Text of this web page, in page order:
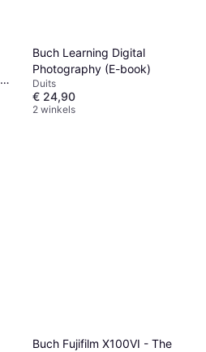
Buch Learning Digital
Photography (E-book)
Duits
€ 24,90
2 winkels
Buch Fujifilm X100VI - The